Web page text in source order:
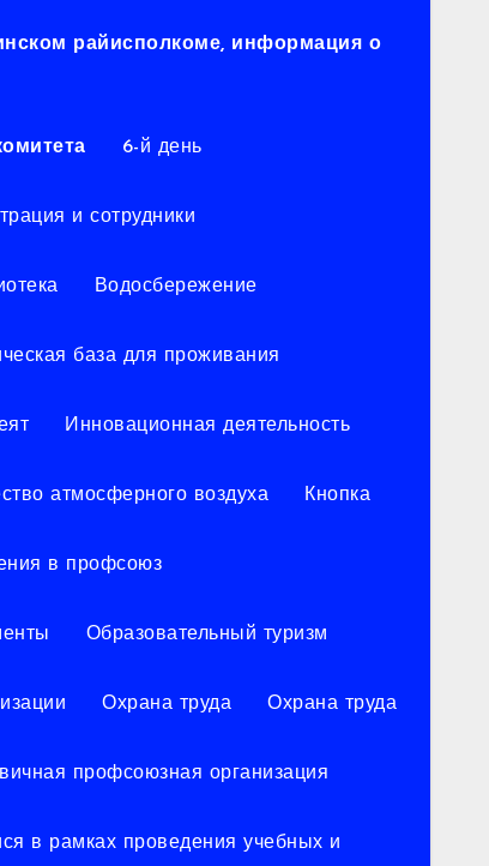
райисполкоме, информация о
6-й день
и сотрудники
Водосбережение
база для проживания
Инновационная деятельность
атмосферного воздуха Кнопка
в профсоюз
Образовательный туризм
Охрана труда Охрана труда
профсоюзная организация
в рамках проведения учебных и